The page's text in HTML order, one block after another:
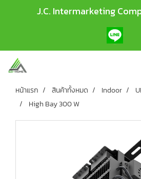
J.C. Intermarketing
หน้าแรก สินค้าทั้งหมด Indoor
High Bay 300 W